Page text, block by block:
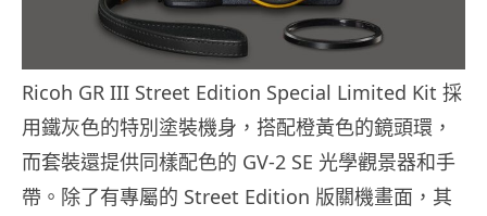
Ricoh GR III Street Edition Special Limited Kit 採
用鐵灰色的特別塗裝機身，搭配橙黃色的鏡頭環，
而套裝還提供同樣配色的 GV-2 SE 光學觀景器和手
帶。除了有專屬的 Street Edition 版關機畫面，其